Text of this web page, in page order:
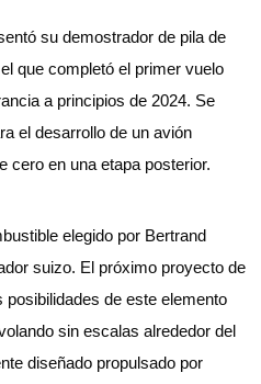
su demostrador de pila de
que completó el primer vuelo
a principios de 2024. Se
el desarrollo de un avión
cero en una etapa posterior.
elegido por Bertrand
suizo. El próximo proyecto de
de este elemento
sin escalas alrededor del
diseñado propulsado por